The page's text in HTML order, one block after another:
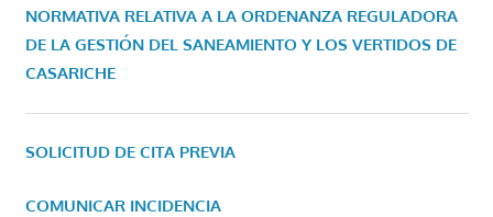
NORMATIVA RELATIVA A LA ORDENANZA REGULADORA
DE LA GESTIÓN DEL SANEAMIENTO Y LOS VERTIDOS DE
CASARICHE
SOLICITUD DE CITA PREVIA
COMUNICAR INCIDENCIA